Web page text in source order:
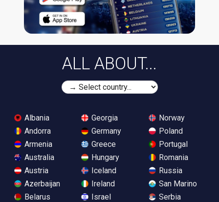
ALL ABOUT...
Albania
Andorra
Armenia
Australia
Austria
Azerbaijan
Belarus
Georgia
Germany
Greece
Hungary
Iceland
Ireland
Israel
Norway
Poland
Portugal
Romania
Russia
San Marino
Serbia